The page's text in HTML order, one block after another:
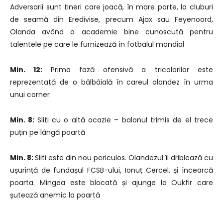
Adversarii sunt tineri care joacă, în mare parte, la cluburi
de seamă din Eredivise, precum Ajax sau Feyenoord,
Olanda având o academie bine cunoscută pentru
talentele pe care le furnizează în fotbalul mondial
Min. 12: Prima fază ofensivă a tricolorilor este
reprezentată de o bâlbâială în careul olandez în urma
unui corner
Min. 8: Sliti cu o altă ocazie – balonul trimis de el trece
puțin pe lângă poartă
Min. 8:Sliti este din nou periculos. Olandezul îl driblează cu
ușurință de fundașul FCSB-ului, Ionuț Cercel, și încearcă
poarta. Mingea este blocată și ajunge la Oukfir care
șutează anemic la poartă